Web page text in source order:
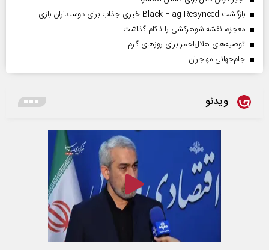
بازگشت Black Flag Resynced خبری جذاب برای دوستداران بازی
معجزه، نقشه شوهرکشی را ناکام گذاشت
توصیه‌های هلال‌احمر برای روز‌های گرم
جام‌جهانی مهاجران
ویدئو